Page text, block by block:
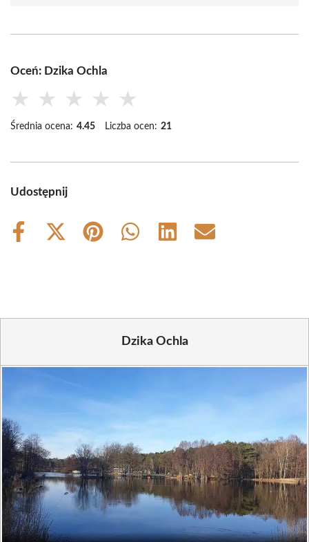
Oceń: Dzika Ochla
★ ★ ★ ★ ★
Średnia ocena: 4.45 Liczba ocen: 21
Udostępnij
Share
Share
Share
Share
Share
Share
Dzika Ochla